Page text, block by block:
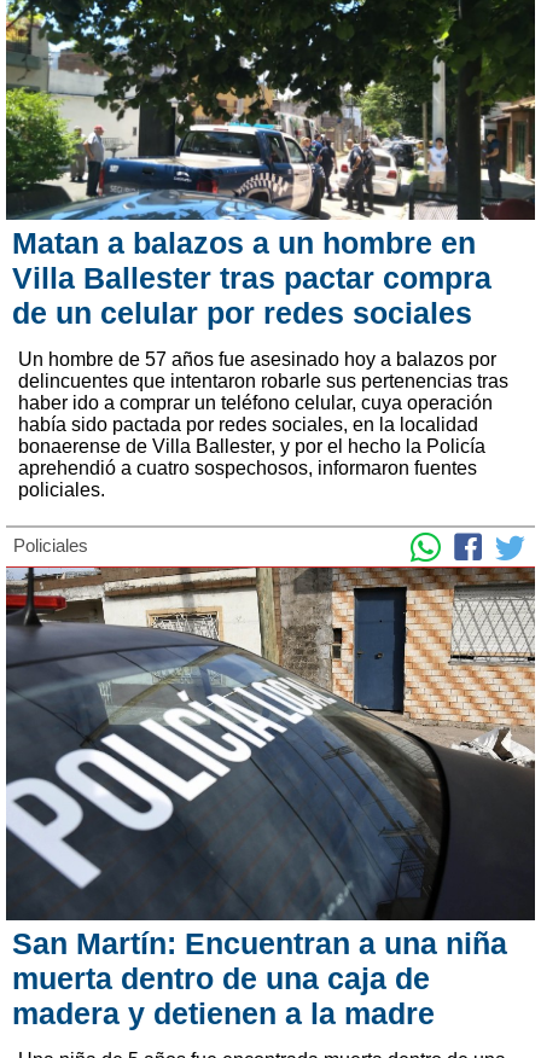
Matan a balazos a un hombre en
Villa Ballester tras pactar compra
de un celular por redes sociales
Un hombre de 57 años fue asesinado hoy a balazos por
delincuentes que intentaron robarle sus pertenencias tras
haber ido a comprar un teléfono celular, cuya operación
había sido pactada por redes sociales, en la localidad
bonaerense de Villa Ballester, y por el hecho la Policía
aprehendió a cuatro sospechosos, informaron fuentes
policiales.
Policiales
San Martín: Encuentran a una niña
muerta dentro de una caja de
madera y detienen a la madre